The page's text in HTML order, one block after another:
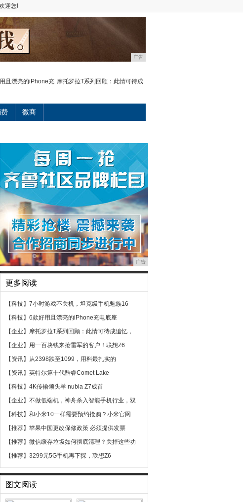
迎您!
广告
且漂亮的iPhone充 摩托罗拉T系列回顾：此情可待成
微商
广告
更多阅读
【科技】 7小时游戏不关机，坦克级手机魅族16
【科技】 6款好用且漂亮的iPhone充电底座
【企业】 摩托罗拉T系列回顾：此情可待成追忆，
【企业】 用一百块钱来抢雷军的客户！联想Z6
【资讯】 从2398跌至1099，用料最扎实的
【资讯】 英特尔第十代酷睿Comet Lake
【科技】 4K传输领头羊 nubia Z7成首
【企业】 不做低端机，神舟杀入智能手机行业，双
【科技】 和小米10一样需要预约抢购？小米官网
【推荐】 苹果中国更改保修政策 必须提供发票
【推荐】 微信缓存垃圾如何彻底清理？关掉这些功
【推荐】 3299元5G手机再下探，联想Z6
图文阅读